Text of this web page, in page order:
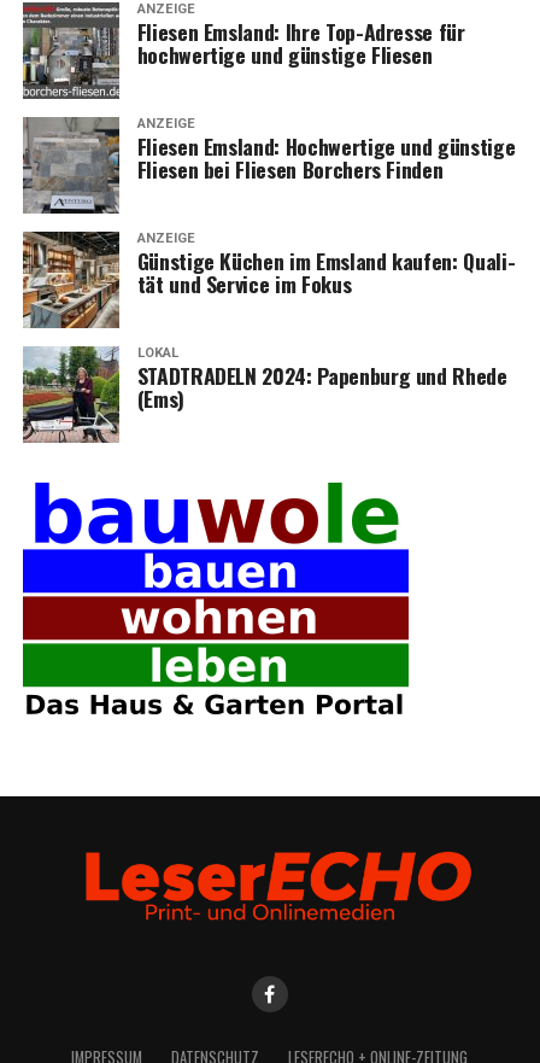
ANZEIGE
Flie­sen Ems­land: Ihre Top-Adres­se für
hoch­wer­ti­ge und güns­ti­ge Fliesen
ANZEIGE
Flie­sen Ems­land: Hoch­wer­ti­ge und güns­ti­ge
Flie­sen bei Flie­sen Bor­chers Finden
ANZEIGE
Güns­ti­ge Küchen im Ems­land kau­fen: Qua­li­
tät und Ser­vice im Fokus
LOKAL
STADTRADELN 2024: Papen­burg und Rhe­de
(Ems)
IMPRES­SUM DATEN­SCHUTZ LESE­R­ECHO + ONLINE-ZEITUNG